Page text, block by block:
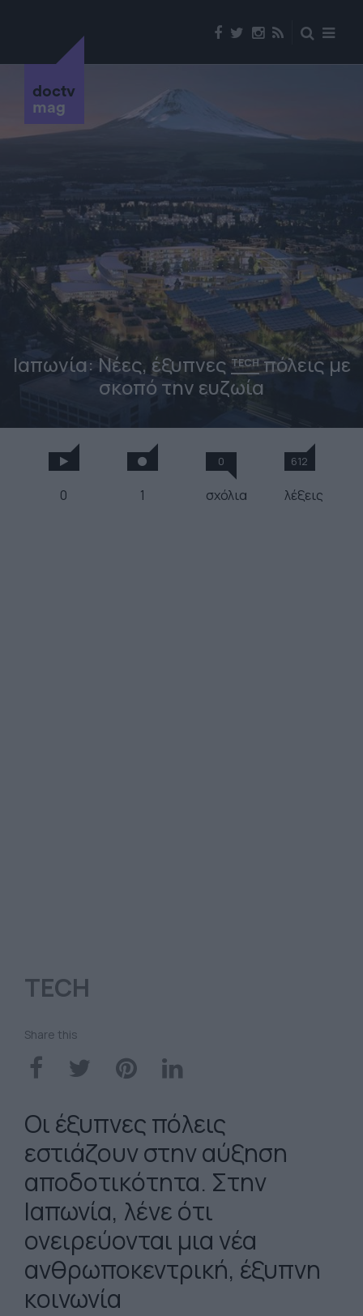
doctv
mag
Ιαπωνία: Νέες, έξυπνεςTECHπόλεις με
σκοπό την ευζωία
0 1
0
σχόλια
612
λέξεις
TECH
Share this
Οι έξυπνες πόλεις
εστιάζουν στην αύξηση
αποδοτικότητα. Στην
Ιαπωνία, λένε ότι
ονειρεύονται μια νέα
ανθρωποκεντρική, έξυπνη
κοινωνία